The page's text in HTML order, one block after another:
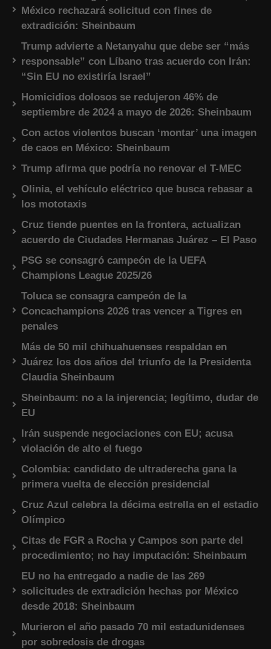
México rechazará solicitud con fines de
extradición: Sheinbaum
Trump advierte a Netanyahu que debe ser “más
responsable” con Líbano tras acuerdo con Irán:
“Sin EU no existiría Israel”
Homicidios dolosos se redujeron 46% de
septiembre de 2024 a mayo de 2026: Sheinbaum
Con actos violentos buscan ‘montar’ una imagen
de caos en México: Sheinbaum
Trump afirma que podría no renovar el T-MEC
Olinia, el vehículo eléctrico que busca rebasar a
los mototaxis
Cruz tiende puentes en la frontera, actualizan
acuerdo de Ciudades Hermanas Juárez – El Paso
PSG se consagró campeón de la UEFA
Champions League 2025/26
Toluca se consagra campeón de la
Concachampions 2026 tras vencer a Tigres en
penales
Más de 50 mil chihuahuenses respaldan en
Juárez los dos años del triunfo de la Presidenta
Claudia Sheinbaum
Sheinbaum: no a la injerencia; legítimo, dudar de
EU
Irán suspende negociaciones con EU; acusa
violación de alto el fuego
Colombia: candidato de ultraderecha gana la
primera vuelta de elección presidencial
Cruz Azul celebra la décima estrella en el estadio
Olímpico
Citas de FGR a Rocha y Campos son parte del
procedimiento; no hay imputación: Sheinbaum
EU no ha entregado a nadie de las 269
solicitudes de extradición hechas por México
desde 2018: Sheinbaum
Murieron el año pasado 70 mil estadunidenses
por sobredosis de drogas